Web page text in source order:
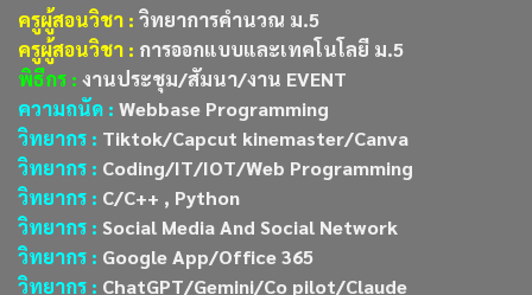
ครูผู้สอนวิชา : วิทยาการคำนวณ ม.5
ครูผู้สอนวิชา : การออกแบบและเทคโนโลยี ม.5
พิธีกร : งานประชุม/สัมนา/งาน EVENT
ความถนัด : Webbase Programming
วิทยากร : Tiktok/Capcut kinemaster/Canva
วิทยากร : Coding/IT/IOT/Web Programming
วิทยากร : C/C++ , Python
วิทยากร : Social Media And Social Network
วิทยากร : Google App/Office 365
วิทยากร : ChatGPT/Gemini/Co pilot/Claude